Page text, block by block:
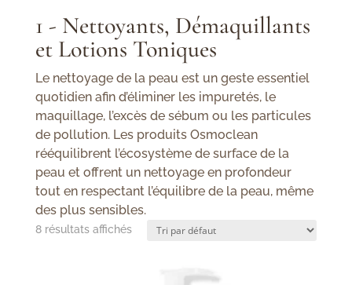
1 - Nettoyants, Démaquillants
et Lotions Toniques
Le nettoyage de la peau est un geste essentiel
quotidien afin d’éliminer les impuretés, le
maquillage, l’excès de sébum ou les particules
de pollution. Les produits Osmoclean
rééquilibrent l’écosystème de surface de la
peau et offrent un nettoyage en profondeur
tout en respectant l’équilibre de la peau, même
des plus sensibles.
8 résultats affichés